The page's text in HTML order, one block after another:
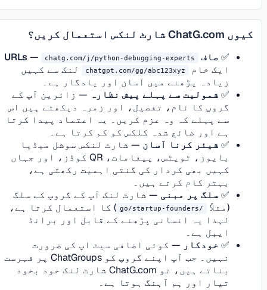
کیوں ChatG.com شارٹ لنکس استعمال کریں؟
✅صاف URLs — chatg.com/j/python-debugging-experts
ایک خام chatgpt.com/gg/abc123xyz لنک سے کہیں
زیادہ پڑھنے میں آسان اور یادگار ہے۔
✅شمولیت سے پہلے پیش نظارہ— زائرین آپ کے
گروپ کا نام، تفصیل، اور زمرہ دیکھتے ہیں اس
سے پہلے کہ وہ عزم کریں۔ یہ اعتماد پیدا کرتا
ہے اور ضائع شدہ کلکس کو کم کرتا ہے۔
✅شیئر کرنا آسان— شارٹ لنکس سوشل میڈیا
بایوز، ٹویٹس، پیغامات، QR کوڈز، اور جہاں
کہیں بھی کردار کی گنتی اہمیت رکھتی ہے،
بہتر کام کرتے ہیں۔
✅سلگ پر مبنی— شارٹ لنک آپ کے گروپ کے سلگ
(مثلاً
) کا استعمال کرتا ہے،
لہذا یہ انسانی پڑھنے کے قابل اور برانڈ
ایبل ہے۔
✅خودکار — کوئی اضافی سیٹ اپ کی ضرورت
نہیں۔ جب آپ اپنے گروپ کو ChatGroups پر فہرست
بناتے ہیں، تو ChatG.com شارٹ لنک خود بخود
تیار اور ہم آہنگ ہوتا ہے۔